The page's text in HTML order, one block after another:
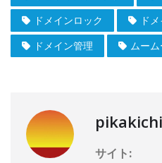
ドメインロック
ド
ドメイン管理
ムー
サイト: